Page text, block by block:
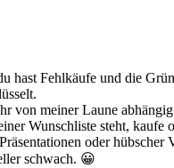
hast Fehlkäufe und die
von meiner Laune
Wunschliste steht, kaufe
oder hübscher
schwach. 😀